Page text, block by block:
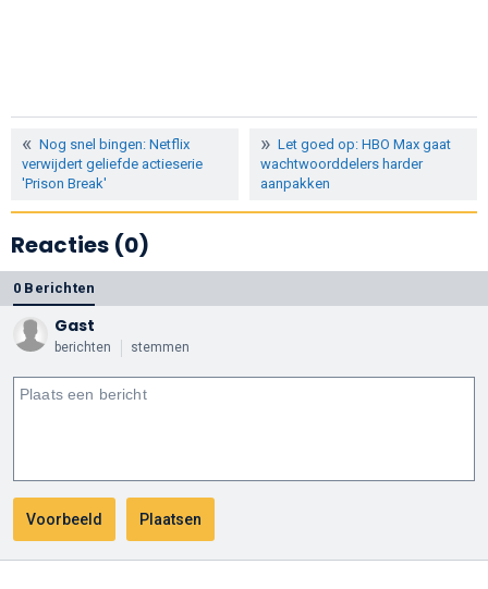
Nog snel bingen: Netflix
verwijdert geliefde actieserie
'Prison Break'
Let goed op: HBO Max gaat
wachtwoorddelers harder
aanpakken
Reacties (0)
0 Berichten
Gast
berichten stemmen